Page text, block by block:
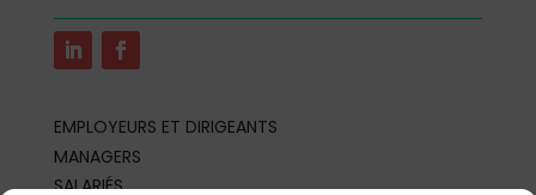
EMPLOYEURS ET DIRIGEANTS
MANAGERS
SALARIÉS